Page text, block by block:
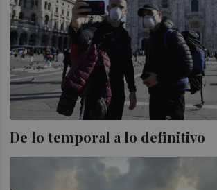
De lo temporal a lo definitivo